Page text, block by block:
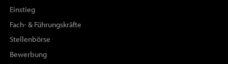
Einstieg
Fach- & Führungskräfte
Stellenbörse
Bewerbung